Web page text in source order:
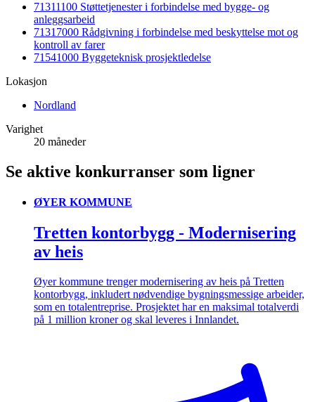
71311100 Støttetjenester i forbindelse med bygge- og
anleggsarbeid
71317000 Rådgivning i forbindelse med beskyttelse mot og
kontroll av farer
71541000 Byggeteknisk prosjektledelse
Lokasjon
Nordland
Varighet
20 måneder
Se aktive konkurranser som ligner
ØYER KOMMUNE
Tretten kontorbygg - Modernisering
av heis
Øyer kommune trenger modernisering av heis på Tretten
kontorbygg, inkludert nødvendige bygningsmessige arbeider,
som en totalentreprise. Prosjektet har en maksimal totalverdi
på 1 million kroner og skal leveres i Innlandet.